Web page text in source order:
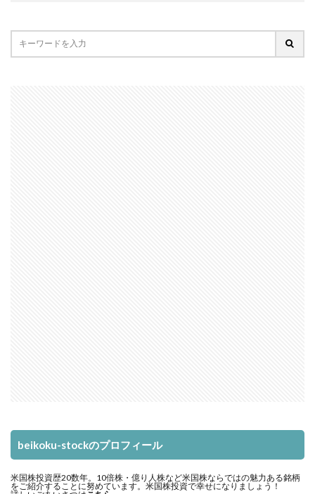
beikoku-stockのプロフィール
米国株投資歴20数年。10倍株・億り人株など米国株ならではの魅力ある銘柄
をご紹介することに努めています。米国株投資で幸せになりましょう！